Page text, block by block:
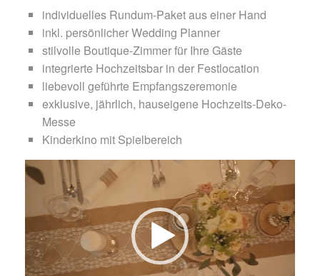
individuelles Rundum-Paket aus einer Hand
inkl. persönlicher Wedding Planner
stilvolle Boutique-Zimmer für Ihre Gäste
integrierte Hochzeitsbar in der Festlocation
liebevoll geführte Empfangszeremonie
exklusive, jährlich, hauseigene Hochzeits-Deko-
Messe
Kinderkino mit Spielbereich
Video-
Player